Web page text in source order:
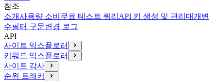
참조
소개사용량 소비 무료 테스트 쿼리 API 키 생성 및 관리 매개변
수필터 구문변경 로그
API
사이트 익스플로러
키워드 익스플로러
사이트 감사
순위 트래커